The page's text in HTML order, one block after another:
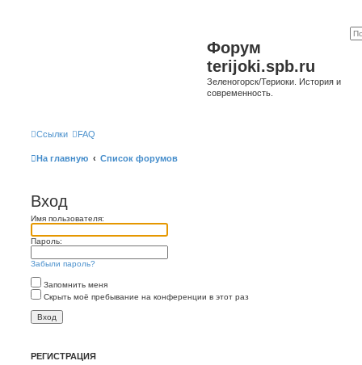
Форум
terijoki.spb.ru
Зеленогорск/Териоки. История и
современность.
Ссылки FAQ
На главную Список форумов
Вход
Имя пользователя:
Пароль:
Забыли пароль?
Запомнить меня
Скрыть моё пребывание на конференции в этот раз
РЕГИСТРАЦИЯ